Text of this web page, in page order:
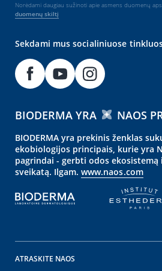
Norėdami daugiau sužinoti apie asmens duomenų
duomenų skiltį
Sekdami mus socialiniuose
BIODERMA YRA NAOS
BIODERMA yra prekinis ženklas
ekobiologijos principais, kurie yra
pagrindai - gerbti odos
sveikatą. Ilgam. www.naos.com
ATRASKITE NAOS